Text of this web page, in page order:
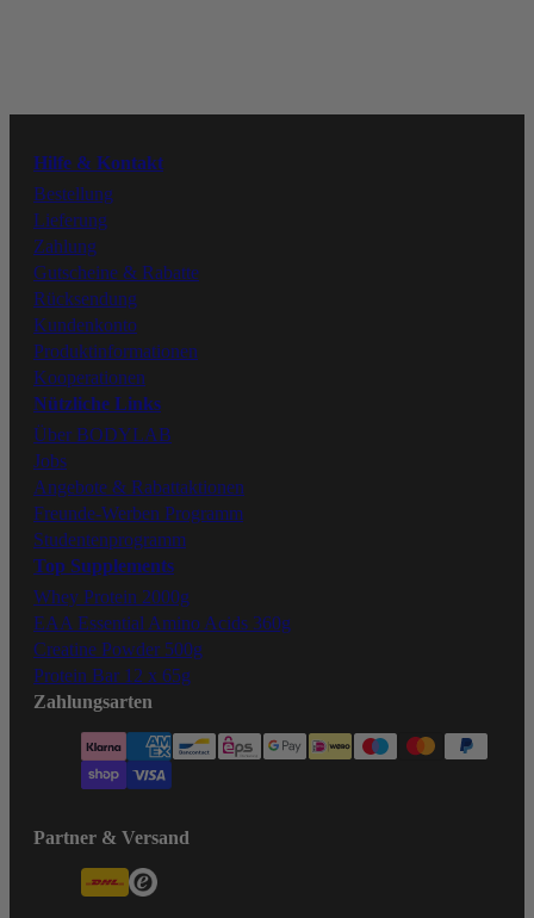
Hilfe & Kontakt
Bestellung
Lieferung
Zahlung
Gutscheine & Rabatte
Rücksendung
Kundenkonto
Produktinformationen
Kooperationen
Nützliche Links
Über BODYLAB
Jobs
Angebote & Rabattaktionen
Freunde-Werben Programm
Studentenprogramm
Top Supplements
Whey Protein 2000g
EAA Essential Amino Acids 360g
Creatine Powder 500g
Protein Bar 12 x 65g
Zahlungsarten
Partner & Versand